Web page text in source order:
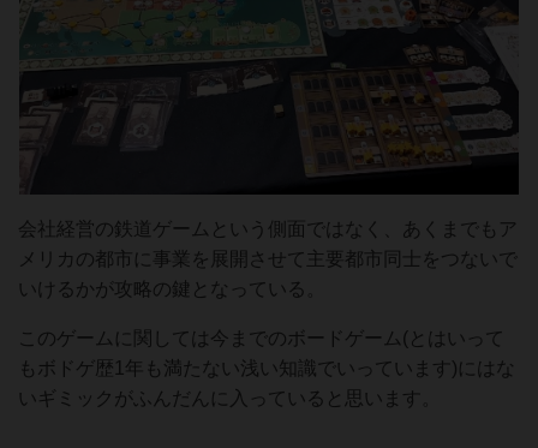
会社経営の鉄道ゲームという側面ではなく、あくまでもア
メリカの都市に事業を展開させて主要都市同士をつないで
いけるかが攻略の鍵となっている。
このゲームに関しては今までのボードゲーム(とはいって
もボドゲ歴1年も満たない浅い知識でいっています)にはな
いギミックがふんだんに入っていると思います。